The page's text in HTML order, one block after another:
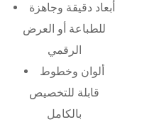
أبعاد دقيقة وجاهزة
للطباعة أو العرض
الرقمي
ألوان وخطوط
قابلة للتخصيص
بالكامل